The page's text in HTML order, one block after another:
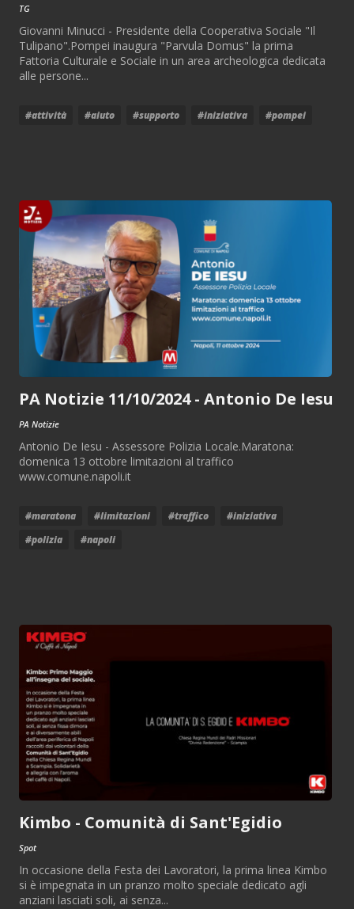
TG
Giovanni Minucci - Presidente della Cooperativa Sociale "Il
Tulipano".Pompei inaugura "Parvula Domus" la prima
Fattoria Culturale e Sociale in un area archeologica dedicata
alle persone...
#attività #aiuto #supporto #iniziativa #pompei
PA Notizie 11/10/2024 - Antonio De Iesu
PA Notizie
Antonio De Iesu - Assessore Polizia Locale.Maratona:
domenica 13 ottobre limitazioni al traffico
www.comune.napoli.it
#maratona #limitazioni #traffico
#iniziativa
#polizia
#napoli
Kimbo - Comunità di Sant'Egidio
Spot
In occasione della Festa dei Lavoratori, la prima linea Kimbo
si è impegnata in un pranzo molto speciale dedicato agli
anziani lasciati soli, ai senza...